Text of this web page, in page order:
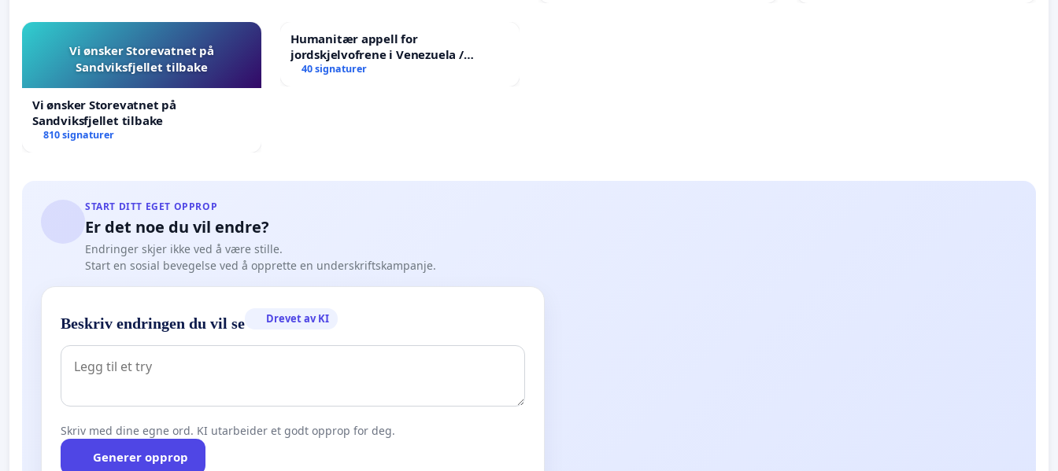
Vi ønsker Storevatnet på
Sandviksfjellet tilbake
Vi ønsker Storevatnet på
Sandviksfjellet tilbake
810 signaturer
Humanitær appell for
jordskjelvofrene i Venezuela /
Humanitarian Appeal for the
40 signaturer
START DITT EGET OPPROP
Er det noe du vil endre?
Endringer skjer ikke ved å være stille.
Start en sosial bevegelse ved å opprette en underskriftskampanje.
Beskriv endringen du vil se Drevet av KI
Skriv med dine egne ord. KI utarbeider et godt opprop for deg.
Generer opprop